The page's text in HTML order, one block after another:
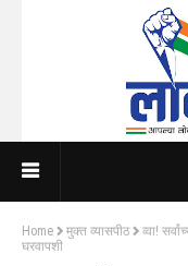
Home मुक्त व्यासपीठ
व्वा!
घरवापशी